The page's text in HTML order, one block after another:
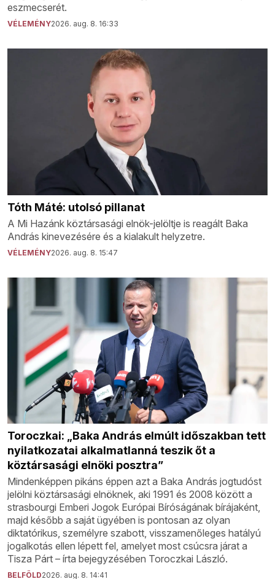
eszmecserét.
VÉLEMÉNY2026. aug. 8. 16:33
Tóth Máté: utolsó pillanat
A Mi Hazánk köztársasági elnök-jelöltje is reagált Baka
András kinevezésére és a kialakult helyzetre.
VÉLEMÉNY2026. aug. 8. 15:47
Toroczkai: „Baka András elmúlt időszakban tett
nyilatkozatai alkalmatlanná teszik őt a
köztársasági elnöki posztra”
Mindenképpen pikáns éppen azt a Baka András jogtudóst
jelölni köztársasági elnöknek, aki 1991 és 2008 között a
strasbourgi Emberi Jogok Európai Bíróságának bírájaként,
majd később a saját ügyében is pontosan az olyan
diktatórikus, személyre szabott, visszamenőleges hatályú
jogalkotás ellen lépett fel, amelyet most csúcsra járat a
Tisza Párt – írta bejegyzésében Toroczkai László.
BELFÖLD2026. aug. 8. 14:41